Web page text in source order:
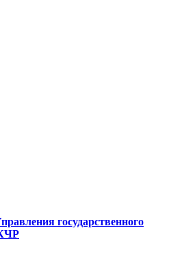
государственного